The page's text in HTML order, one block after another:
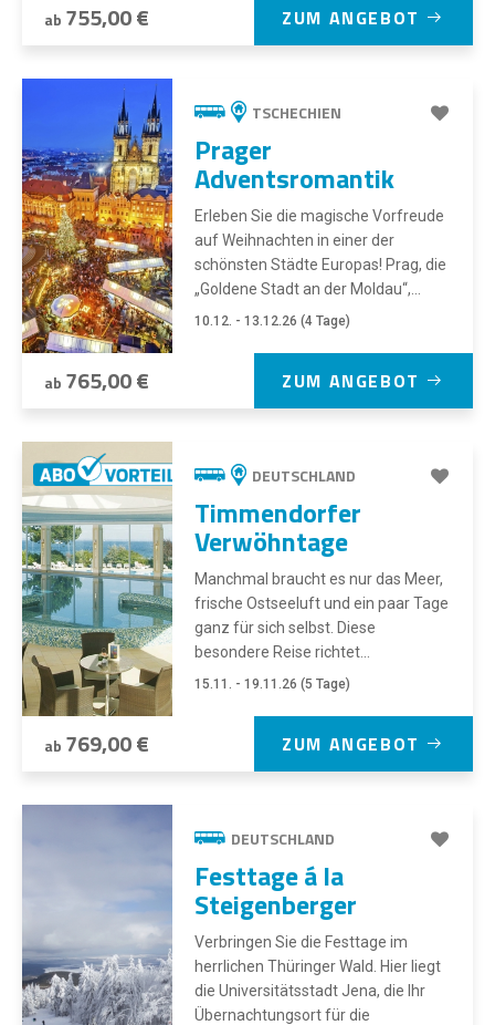
ab 755,00 € ZUM ANGEBOT
TSCHECHIEN
Prager
Adventsromantik
Erleben Sie die magische Vorfreude
auf Weihnachten in einer der
schönsten Städte Europas! Prag, die
„Goldene Stadt an der Moldau“,...
10.12. - 13.12.26 (4 Tage)
ab 765,00 € ZUM ANGEBOT
DEUTSCHLAND
Timmendorfer
Verwöhntage
Manchmal braucht es nur das Meer,
frische Ostseeluft und ein paar Tage
ganz für sich selbst. Diese
besondere Reise richtet...
15.11. - 19.11.26 (5 Tage)
ab 769,00 € ZUM ANGEBOT
DEUTSCHLAND
Festtage á la
Steigenberger
Verbringen Sie die Festtage im
herrlichen Thüringer Wald. Hier liegt
die Universitätsstadt Jena, die Ihr
Übernachtungsort für die